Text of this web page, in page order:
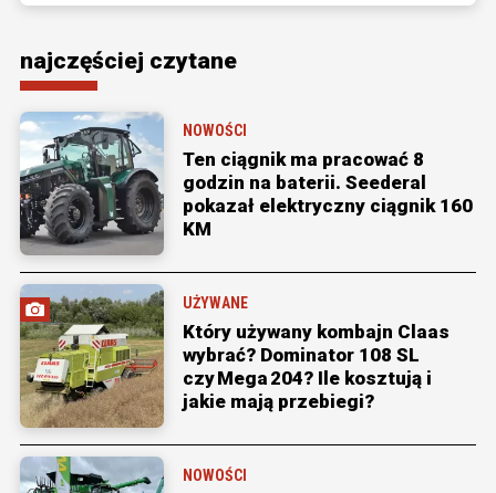
najczęściej czytane
NOWOŚCI
Ten ciągnik ma pracować 8
godzin na baterii. Seederal
pokazał elektryczny ciągnik 160
KM
UŻYWANE
Który używany kombajn Claas
wybrać? Dominator 108 SL
czy Mega 204? Ile kosztują i
jakie mają przebiegi?
NOWOŚCI